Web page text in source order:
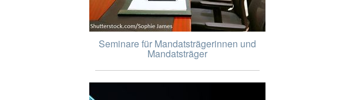
Seminare für Mandatsträgerinnen und
Mandatsträger